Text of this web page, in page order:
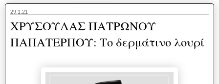
29.1.21
ΧΡΥΣΟΥΛΑΣ ΠΑΤΡΩΝΟΥ
ΠΑΠΑΤΕΡΠΟΥ: Το δερμάτινο λουρί